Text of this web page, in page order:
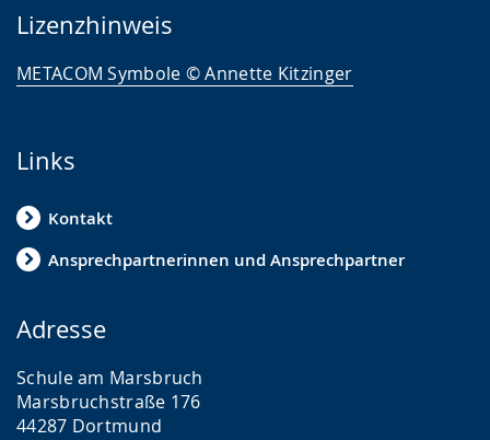
Lizenzhinweis
METACOM Symbole © Annette Kitzinger
Links
Kontakt
Ansprechpartnerinnen und Ansprechpartner
Adresse
Schule am Marsbruch
Marsbruchstraße 176
44287 Dortmund